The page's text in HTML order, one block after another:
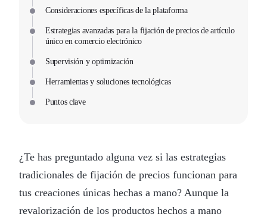
Consideraciones específicas de la plataforma
Estrategias avanzadas para la fijación de precios de artículo
único en comercio electrónico
Supervisión y optimización
Herramientas y soluciones tecnológicas
Puntos clave
¿Te has preguntado alguna vez si las estrategias
tradicionales de fijación de precios funcionan para
tus creaciones únicas hechas a mano? Aunque la
revalorización de los productos hechos a mano